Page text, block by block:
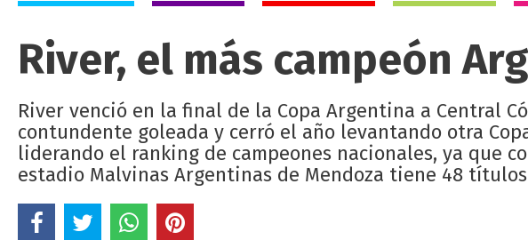
River, el más campeón
River venció en la final de la Copa Argentina a Central
contundente goleada y cerró el año levantando otra
liderando el ranking de campeones nacionales, ya que
estadio Malvinas Argentinas de Mendoza tiene 48